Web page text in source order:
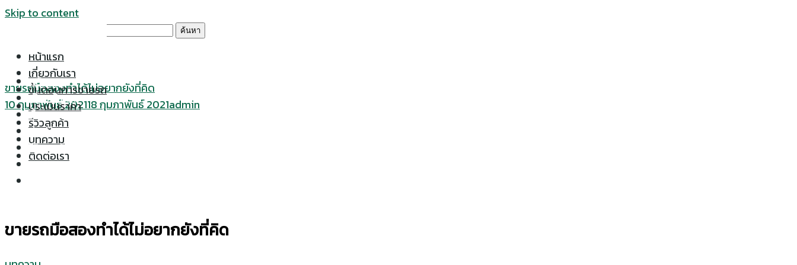
Skip to content
หน้าแรก
เกี่ยวกับเรา
ขั้นตอนการขายรถ
ประเมินราคา
รีวิวลูกค้า
บทความ
ติดต่อเรา
หน้าแรก
เกี่ยวกับเรา
ขั้นตอนการขายรถ
ประเมินราคา
รีวิวลูกค้า
บทความ
ขายรถมือสองทำได้ไม่อยากยังที่คิด
10 กุมภาพันธ์ 202118 กุมภาพันธ์ 2021admin
ขายรถมือสองทำได้ไม่อยากยังที่คิด